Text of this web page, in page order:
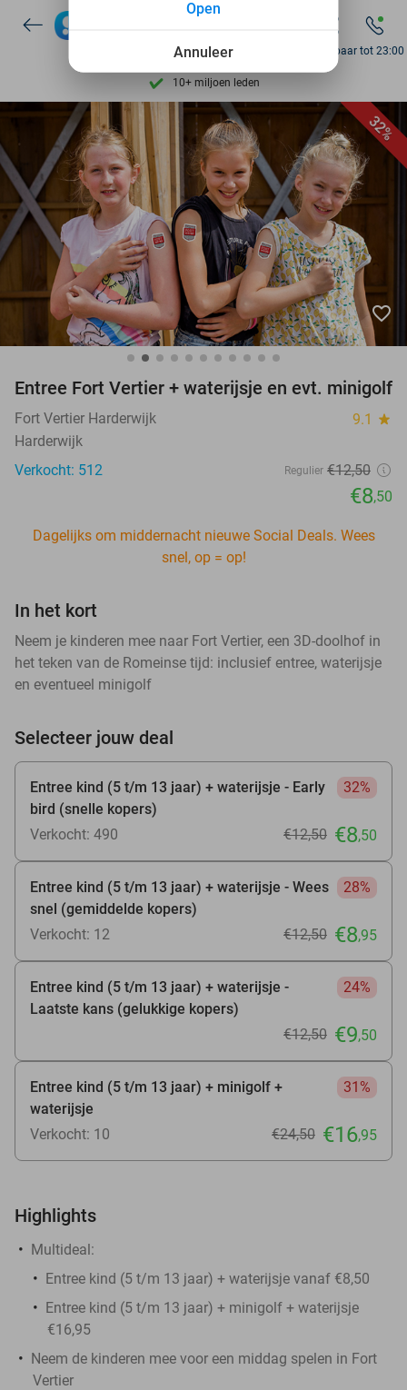
7 dagen per week beschikbaar
10+ miljoen leden
9,4 op basis van
Ontdek 15.000+ deals
7 dagen per week beschikbaar
10+ miljoen leden
Bereikbaar tot 23:00
32%
favorite_border
Entree Fort Vertier + waterijsje en evt. minigolf
Fort Vertier Harderwijk 9.1 star
Harderwijk
Verkocht: 512
Regulier €12,50
€8,50
Dagelijks om middernacht nieuwe Social Deals. Wees
snel, op = op!
In het kort
Neem je kinderen mee naar Fort Vertier, een 3D-doolhof in
het teken van de Romeinse tijd: inclusief entree, waterijsje
en eventueel minigolf
Selecteer jouw deal
Entree kind (5 t/m 13 jaar) + waterijsje - Early
bird (snelle kopers)
32%
Verkocht: 490 €12,50 €8,50
Entree kind (5 t/m 13 jaar) + waterijsje - Wees
snel (gemiddelde kopers)
28%
Verkocht: 12 €12,50 €8,95
Entree kind (5 t/m 13 jaar) + waterijsje -
Laatste kans (gelukkige kopers)
24%
€12,50 €9,50
Entree kind (5 t/m 13 jaar) + minigolf +
waterijsje
31%
Verkocht: 10 €24,50 €16,95
Highlights
Multideal:
Entree kind (5 t/m 13 jaar) + waterijsje vanaf €8,50
Entree kind (5 t/m 13 jaar) + minigolf + waterijsje
€16,95
Neem de kinderen mee voor een middag spelen in Fort
Vertier
Annuleer
Open